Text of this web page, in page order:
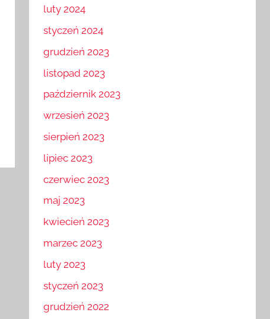
luty 2024
styczeń 2024
grudzień 2023
listopad 2023
październik 2023
wrzesień 2023
sierpień 2023
lipiec 2023
czerwiec 2023
maj 2023
kwiecień 2023
marzec 2023
luty 2023
styczeń 2023
grudzień 2022